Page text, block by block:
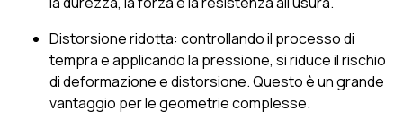
Distorsione ridotta: controllando il processo di
tempra e applicando la pressione, si riduce il rischio
di deformazione e distorsione. Questo è un grande
vantaggio per le geometrie complesse.